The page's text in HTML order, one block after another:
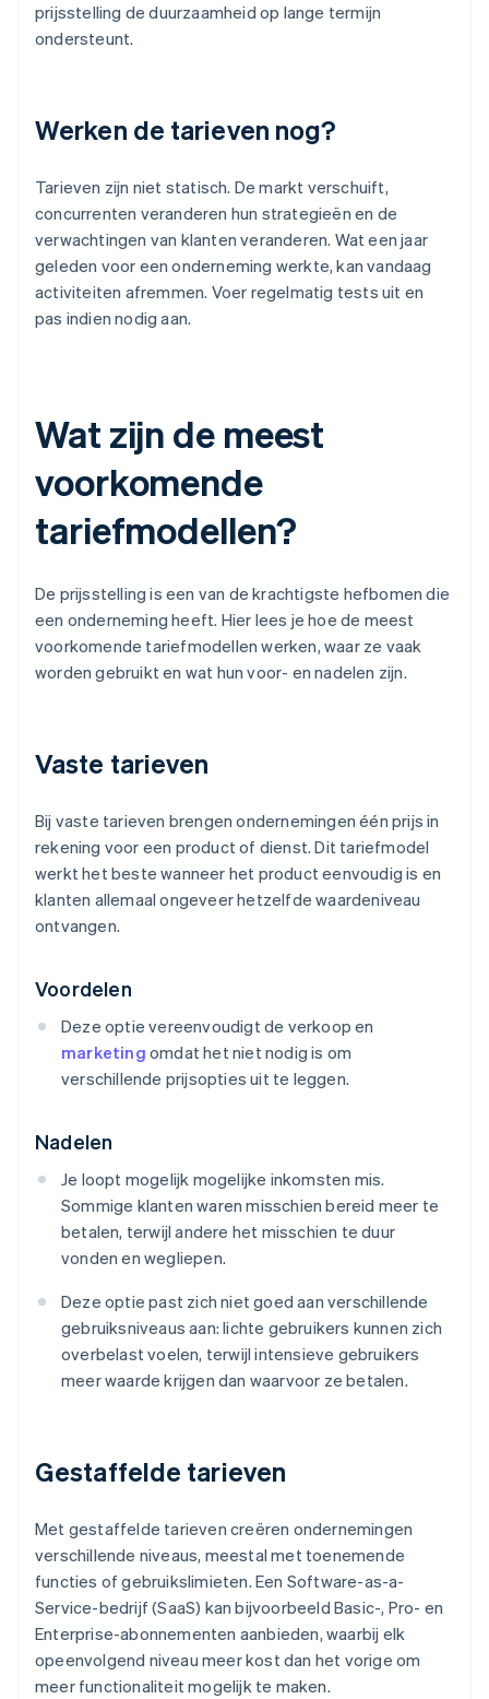
prijsstelling de duurzaamheid op lange termijn
ondersteunt.
Werken de tarieven nog?
Tarieven zijn niet statisch. De markt verschuift,
concurrenten veranderen hun strategieën en de
verwachtingen van klanten veranderen. Wat een jaar
geleden voor een onderneming werkte, kan vandaag
activiteiten afremmen. Voer regelmatig tests uit en
pas indien nodig aan.
Wat zijn de meest
voorkomende
tariefmodellen?
De prijsstelling is een van de krachtigste hefbomen die
een onderneming heeft. Hier lees je hoe de meest
voorkomende tariefmodellen werken, waar ze vaak
worden gebruikt en wat hun voor- en nadelen zijn.
Vaste tarieven
Bij vaste tarieven brengen ondernemingen één prijs in
rekening voor een product of dienst. Dit tariefmodel
werkt het beste wanneer het product eenvoudig is en
klanten allemaal ongeveer hetzelfde waardeniveau
ontvangen.
Voordelen
Deze optie vereenvoudigt de verkoop en
marketing omdat het niet nodig is om
verschillende prijsopties uit te leggen.
Nadelen
Je loopt mogelijk mogelijke inkomsten mis.
Sommige klanten waren misschien bereid meer te
betalen, terwijl andere het misschien te duur
vonden en wegliepen.
Deze optie past zich niet goed aan verschillende
gebruiksniveaus aan: lichte gebruikers kunnen zich
overbelast voelen, terwijl intensieve gebruikers
meer waarde krijgen dan waarvoor ze betalen.
Gestaffelde tarieven
Met gestaffelde tarieven creëren ondernemingen
verschillende niveaus, meestal met toenemende
functies of gebruikslimieten. Een Software-as-a-
Service-bedrijf (SaaS) kan bijvoorbeeld Basic-, Pro- en
Enterprise-abonnementen aanbieden, waarbij elk
opeenvolgend niveau meer kost dan het vorige om
meer functionaliteit mogelijk te maken.